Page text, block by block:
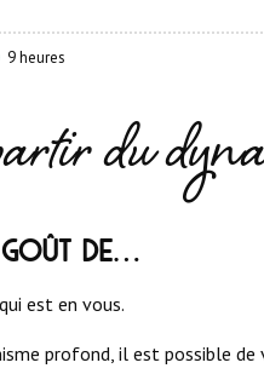
9 heures
du
goût de…
est en vous.
profond, il est possible